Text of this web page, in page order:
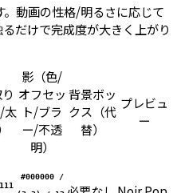
動画の性格/明るさに応じて
だけで完成度が大きく上がり
/太
影（色/
オフセッ
ト/ブラ
ー/不透
明）
背景ボッ
クス（代
替）
プレビュ
ー
#000000 /